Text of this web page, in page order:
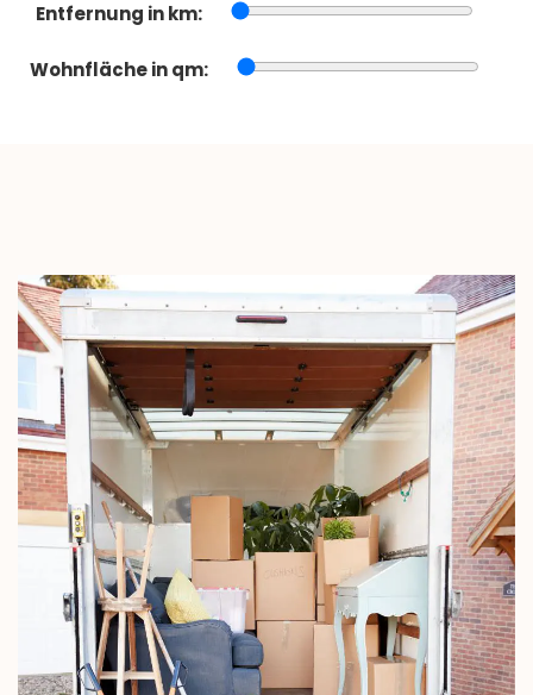
Entfernung in km:
Wohnfläche in qm: